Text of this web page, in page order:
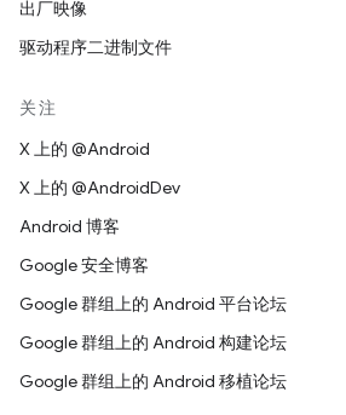
出厂映像
驱动程序二进制文件
关注
X 上的 @Android
X 上的 @AndroidDev
Android 博客
Google 安全博客
Google 群组上的 Android 平台论坛
Google 群组上的 Android 构建论坛
Google 群组上的 Android 移植论坛